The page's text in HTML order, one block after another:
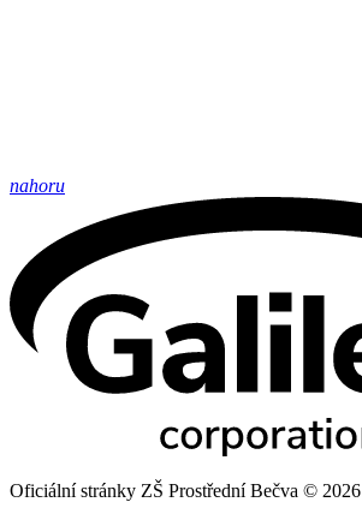
nahoru
Oficiální stránky ZŠ Prostřední Bečva © 2026